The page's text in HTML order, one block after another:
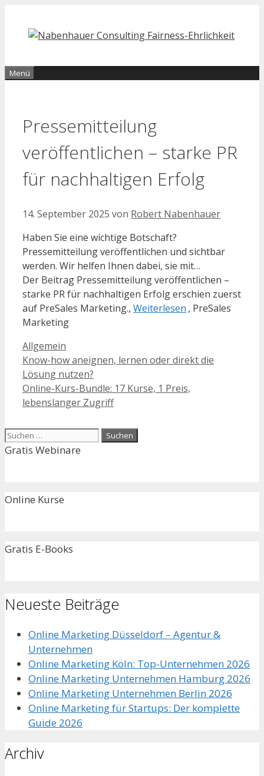
Inhalt
springen
Menü
Pressemitteilung
veröffentlichen – starke PR
für nachhaltigen Erfolg
14. September 2025 von Robert Nabenhauer
Haben Sie eine wichtige Botschaft?
Pressemitteilung veröffentlichen und sichtbar
werden. Wir helfen Ihnen dabei, sie mit…
Der Beitrag Pressemitteilung veröffentlichen –
starke PR für nachhaltigen Erfolg erschien zuerst
auf PreSales Marketing., Weiterlesen , PreSales
Marketing
Kategorien
Allgemein
Know-how aneignen, lernen oder direkt die
Lösung nutzen?
Online-Kurs-Bundle: 17 Kurse, 1 Preis,
lebenslanger Zugriff
Suchen
nach:
Gratis Webinare
Online Kurse
Gratis E-Books
Neueste Beiträge
Online Marketing Düsseldorf – Agentur &
Unternehmen
Online Marketing Köln: Top-Unternehmen 2026
Online Marketing Unternehmen Hamburg 2026
Online Marketing Unternehmen Berlin 2026
Online Marketing für Startups: Der komplette
Guide 2026
Archiv